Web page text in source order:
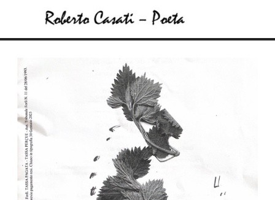
Salta menù